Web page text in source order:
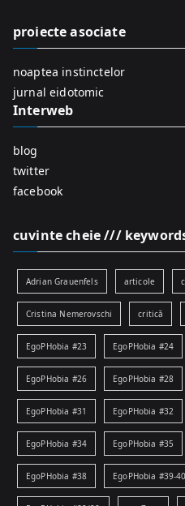
proiecte asociate
noaptea instinctelor
jurnal eidotomic
Interweb
blog
twitter
facebook
cuvinte cheie ///
Adrian Grauenfels articole
Cristina Nemerovschi critică
EgoPHobia #23 EgoPHobia #24
EgoPHobia #26 EgoPHobia #28
EgoPHobia #31 EgoPHobia #32
EgoPHobia #34 EgoPHobia #35
EgoPHobia #38 EgoPHobia #39-40